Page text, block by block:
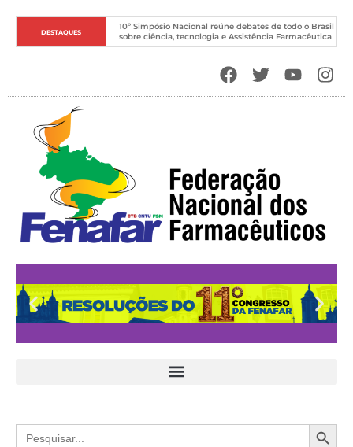
DESTAQUES
10º Simpósio Nacional reúne debates de todo o Brasil
sobre ciência, tecnologia e Assistência Farmacêutica
Search
for: